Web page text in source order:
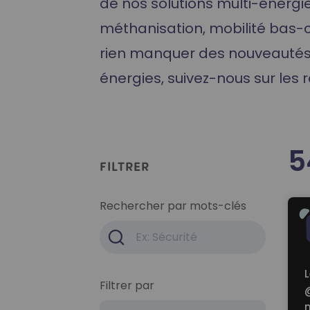
Formation Hydrogène
méthanisation, mobilité bas-
rien manquer des
énergies, suivez-nous sur les
FILTRER
Rechercher par mots-clés
Filtrer par